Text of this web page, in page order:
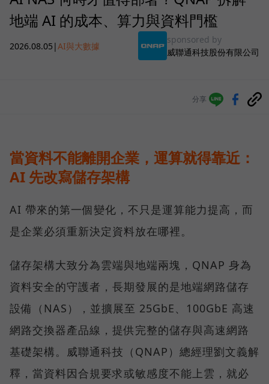
地端 AI 的成本、算力與資料門檻
2026.08.05 |AI與大數據
sponsored by
威聯通科技股份有限公司
分享
當資料不能離開企業，運算就得靠近：
AI 先改寫儲存架構
AI 帶來的第一個變化，不只是運算能力提高，而
是企業必須重新決定資料放在哪裡。
儲存架構大致分為雲端與地端兩塊，QNAP 身為
資料安全的守護者，長期發展的是地端網路儲存
設備（NAS），並擴展至 25GbE、100GbE 高速
網路交換器產品線，提供完整的儲存與高速網路
基礎架構。威聯通科技（QNAP）總經理劉文義解
釋，當資料因合規要求或敏感度不能上雲，就必